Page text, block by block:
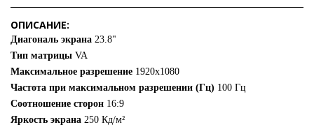
ОПИСАНИЕ:
Диагональ экрана 23.8"
Тип матрицы VA
Максимальное разрешение 1920x1080
Частота при максимальном разрешении (Гц) 100 Гц
Соотношение сторон 16:9
Яркость экрана 250 Кд/м²